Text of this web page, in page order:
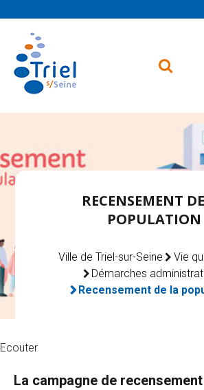
RECENSEMENT
POPULATION
Ville de Triel-sur-Seine
Vie
Démarches
Recensement de la
Ecouter
La campagne de